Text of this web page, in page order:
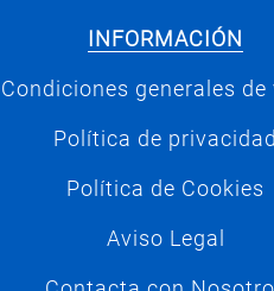
INFORMACIÓN
Condiciones generales de
Política de privacidad
Política de Cookies
Aviso Legal